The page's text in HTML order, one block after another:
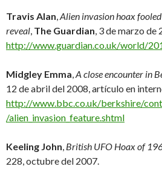
Travis Alan,Alien invasion hoax
reveal, The Guardian, 3 de marzo de
http://www.guardian.co.uk/world/
Midgley Emma,A close encounter in
12 de abril del 2008, artículo en
http://www.bbc.co.uk/berkshire/
/alien_invasion_feature.shtml
Keeling John, British UFO Hoax of
228, octubre del 2007.